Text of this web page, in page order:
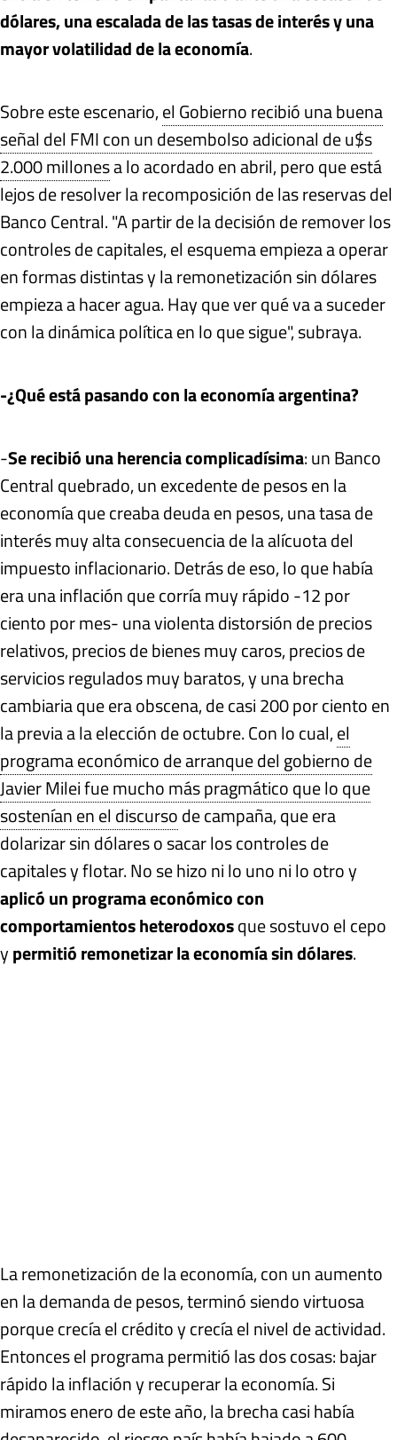
dólares, una escalada de las tasas de interés y una
mayor volatilidad de la economía.
Sobre este escenario,el Gobierno recibió una buena
señal del FMI con un desembolso adicional de u$s
2.000 millonesa lo acordado en abril, pero que está
lejos de resolver la recomposición de las reservas del
Banco Central. "A partir de la decisión de remover los
controles de capitales, el esquema empieza a operar
en formas distintas y la remonetización sin dólares
empieza a hacer agua. Hay que ver qué va a suceder
con la dinámica política en lo que sigue", subraya.
-¿Qué está pasando con la economía argentina?
-Se recibió una herencia complicadísima: un Banco
Central quebrado, un excedente de pesos en la
economía que creaba deuda en pesos, una tasa de
interés muy alta consecuencia de la alícuota del
impuesto inflacionario. Detrás de eso, lo que había
era una inflación que corría muy rápido -12 por
ciento por mes- una violenta distorsión de precios
relativos, precios de bienes muy caros, precios de
servicios regulados muy baratos, y una brecha
cambiaria que era obscena, de casi 200 por ciento en
la previa a la elección de octubre. Con lo cual,el
programa económico de arranque del gobierno de
Javier Milei fue mucho más pragmático que lo que
sostenían en el discursode campaña, que era
dolarizar sin dólares o sacar los controles de
capitales y flotar. No se hizo ni lo uno ni lo otro y
aplicó un programa económico con
comportamientos heterodoxosque sostuvo el cepo
ypermitió remonetizar la economía sin dólares.
La remonetización de la economía, con un aumento
en la demanda de pesos, terminó siendo virtuosa
porque crecía el crédito y crecía el nivel de actividad.
Entonces el programa permitió las dos cosas: bajar
rápido la inflación y recuperar la economía. Si
miramos enero de este año, la brecha casi había